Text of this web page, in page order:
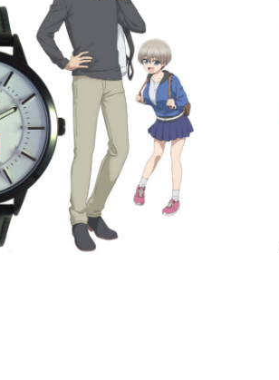
ルト）」腕時計 / シリアルナンバー入